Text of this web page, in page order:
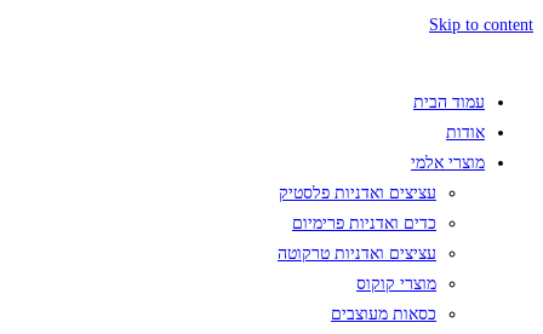
Skip to content
עמוד הבית
אודות
מוצרי אלמי
עציצים ואדניות פלסטיק
כדים ואדניות פרימיום
עציצים ואדניות טרקוטה
מוצרי קוקוס
כסאות מעוצבים